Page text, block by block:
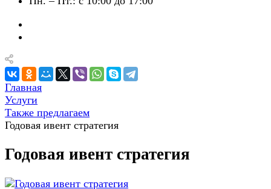
Главная
Услуги
Также предлагаем
Годовая ивент стратегия
Годовая ивент стратегия